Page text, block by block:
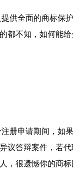
供全面的商标保
都不知，如何能
册申请期间，如
议答辩案件，若
，很遗憾你的商